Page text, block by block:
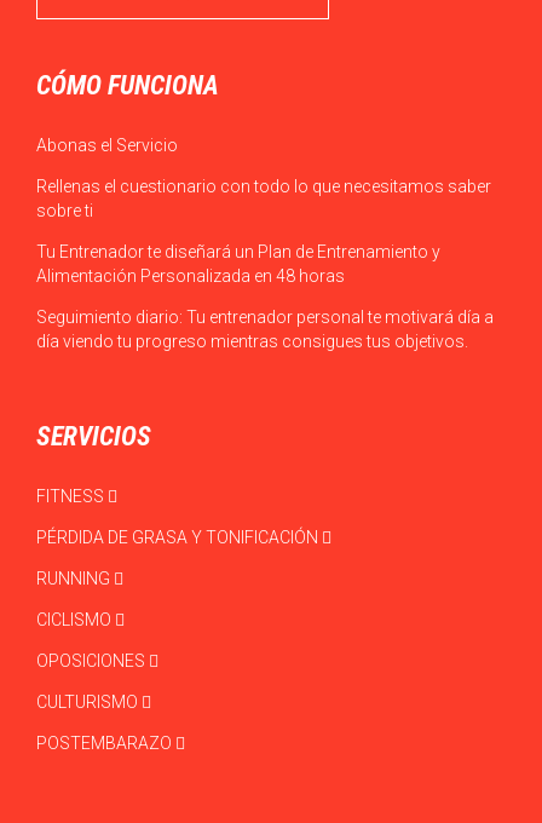
CÓMO FUNCIONA
Abonas el Servicio
Rellenas el cuestionario con todo lo que necesitamos saber
sobre ti
Tu Entrenador te diseñará un Plan de Entrenamiento y
Alimentación Personalizada en 48 horas
Seguimiento diario: Tu entrenador personal te motivará día a
día viendo tu progreso mientras consigues tus objetivos.
SERVICIOS
FITNESS
PÉRDIDA DE GRASA Y TONIFICACIÓN
RUNNING
CICLISMO
OPOSICIONES
CULTURISMO
POSTEMBARAZO